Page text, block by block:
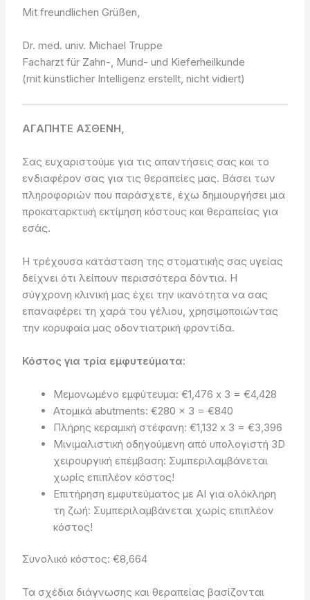
Mit freundlichen Grüßen,
Dr. med. univ. Michael Truppe
Facharzt für Zahn-, Mund- und Kieferheilkunde
(mit künstlicher Intelligenz erstellt, nicht vidiert)
ΑΓΑΠΗΤΕ ΑΣΘΕΝΗ,
Σας ευχαριστούμε για τις απαντήσεις σας και το
ενδιαφέρον σας για τις θεραπείες μας. Βάσει των
πληροφοριών που παράσχετε, έχω δημιουργήσει μια
προκαταρκτική εκτίμηση κόστους και θεραπείας για
εσάς.
Η τρέχουσα κατάσταση της στοματικής σας υγείας
δείχνει ότι λείπουν περισσότερα δόντια. Η
σύγχρονη κλινική μας έχει την ικανότητα να σας
επαναφέρει τη χαρά του γέλιου, χρησιμοποιώντας
την κορυφαία μας οδοντιατρική φροντίδα.
Κόστος για τρία εμφυτεύματα:
Μεμονωμένο εμφύτευμα: €1,476 x 3 = €4,428
Ατομικά abutments: €280 x 3 = €840
Πλήρης κεραμική στέφανη: €1,132 x 3 = €3,396
Μινιμαλιστική οδηγούμενη από υπολογιστή 3D
χειρουργική επέμβαση: Συμπεριλαμβάνεται
χωρίς επιπλέον κόστος!
Επιτήρηση εμφυτεύματος με AI για ολόκληρη
τη ζωή: Συμπεριλαμβάνεται χωρίς επιπλέον
κόστος!
Συνολικό κόστος: €8,664
Τα σχέδια διάγνωσης και θεραπείας βασίζονται